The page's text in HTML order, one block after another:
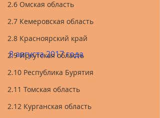
2.6 Омская область
2.7 Кемеровская область
2.8 Красноярский край
2.9 Иркутская область
2.10 Республика Бурятия
2.11 Томская область
2.12 Курганская область
8 августа 2017 года